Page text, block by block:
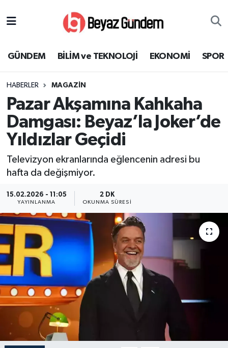
GÜNDEM BİLİM ve TEKNOLOJİ EKONOMİ SPOR
HABERLER MAGAZİN
Pazar Akşamına Kahkaha
Damgası: Beyaz’la Joker’de
Yıldızlar Geçidi
Televizyon ekranlarında eğlencenin adresi bu
hafta da değişmiyor.
15.02.2026 - 11:05
YAYINLANMA
2 DK
OKUNMA SÜRESI
EKONOMİ
SAĞLIK
EĞİTİM
KÜLTÜR SANAT
MAGAZİN
YEREL
Süper Lig Puan Durumu ve Fikstür
Tüm Manşetler
Son Dakika Haberleri
Haber Arşivi